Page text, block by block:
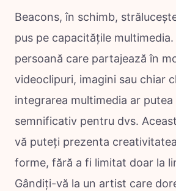
Beacons, în schimb,
pus pe capacitățile
persoană care partajează în
videoclipuri, imagini sau chiar
integrarea multimedia ar
semnificativ pentru dvs.
vă puteți prezenta
forme, fără a fi limitat doar la
Gândiți-vă la un artist care